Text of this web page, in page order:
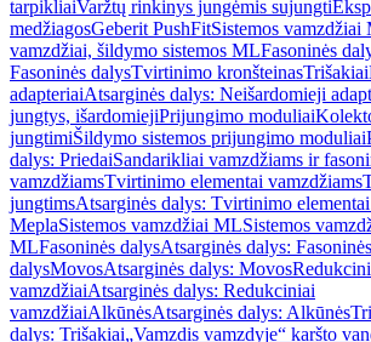
tarpikliaiVaržtų rinkinys jungėmis sujungti
medžiagosGeberit PushFitSistemos vamzdžiai
vamzdžiai, šildymo sistemos MLFasoninės
Fasoninės dalysTvirtinimo kronšteinasTrišakiai
adapteriaiAtsarginės dalys: Neišardomieji
jungtys, išardomiejiPrijungimo moduliai
jungtimiŠildymo sistemos prijungimo moduliai
dalys: PriedaiSandarikliai vamzdžiams ir
vamzdžiamsTvirtinimo elementai vamzdžiams
jungtimsAtsarginės dalys: Tvirtinimo
MeplaSistemos vamzdžiai MLSistemos
MLFasoninės dalysAtsarginės dalys: Fasoninės
dalysMovosAtsarginės dalys: Movos
vamzdžiaiAtsarginės dalys: Redukciniai
vamzdžiaiAlkūnėsAtsarginės dalys: Alkūnės
dalys: Trišakiai„Vamzdis vamzdyje“ karšto